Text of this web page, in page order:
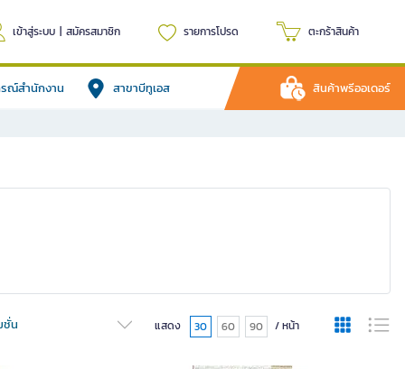
เข้าสู่ระบบ | สมัครสมาชิก รายการโปรด ตะกร้าสินค้า
รณ์สำนักงาน สาขาบีทูเอส สินค้าพรีออเดอร์
ชั่น แสดง 30 60 90 / หน้า